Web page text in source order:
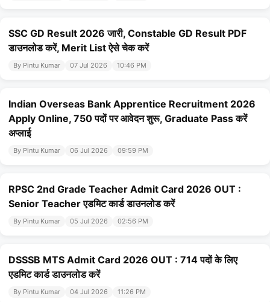
SSC GD Result 2026 जारी, Constable GD Result PDF
डाउनलोड करें, Merit List ऐसे चेक करें
By Pintu Kumar 07 Jul 2026 10:46 PM
Indian Overseas Bank Apprentice Recruitment 2026
Apply Online, 750 पदों पर आवेदन शुरू, Graduate Pass करें
अप्लाई
By Pintu Kumar 06 Jul 2026 09:59 PM
RPSC 2nd Grade Teacher Admit Card 2026 OUT :
Senior Teacher एडमिट कार्ड डाउनलोड करें
By Pintu Kumar 05 Jul 2026 02:56 PM
DSSSB MTS Admit Card 2026 OUT : 714 पदों के लिए
एडमिट कार्ड डाउनलोड करें
By Pintu Kumar 04 Jul 2026 11:26 PM